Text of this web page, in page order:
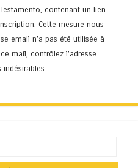
contenant un lien
Cette mesure nous
email n’a pas été utilisée à
mail, contrôlez l’adresse